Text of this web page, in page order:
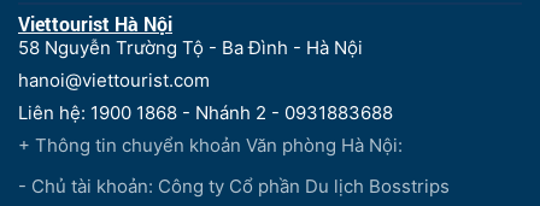
Viettourist Hà Nội
58 Nguyễn Trường Tộ - Ba Đình - Hà Nội
hanoi@viettourist.com
Liên hệ: 1900 1868 - Nhánh 2 - 0931883688
+ Thông tin chuyển khoản Văn phòng Hà Nội:
- Chủ tài khoản: Công ty Cổ phần Du lịch Bosstrips